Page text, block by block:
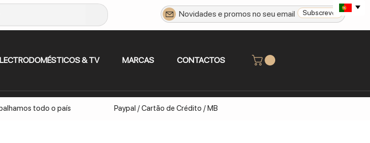
Subscrever
& TV MARCAS CONTACTOS
todo o país Paypal / Cartão de Crédito / MB